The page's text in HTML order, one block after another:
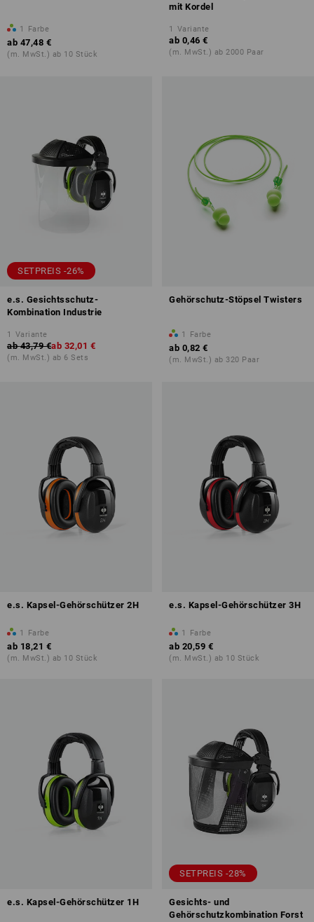
1 Farbe
ab 47,48 €
(m. MwSt.) ab 10 Stück
mit Kordel
1 Variante
ab 0,46 €
(m. MwSt.) ab 2000 Paar
SETPREIS -26%
e.s. Gesichtsschutz-
Kombination Industrie
1 Variante
ab 43,79 €ab 32,01 €
(m. MwSt.) ab 6 Sets
Gehörschutz-Stöpsel Twisters
1 Farbe
ab 0,82 €
(m. MwSt.) ab 320 Paar
e.s. Kapsel-Gehörschützer 2H
1 Farbe
ab 18,21 €
(m. MwSt.) ab 10 Stück
e.s. Kapsel-Gehörschützer 3H
1 Farbe
ab 20,59 €
(m. MwSt.) ab 10 Stück
e.s. Kapsel-Gehörschützer 1H
SETPREIS -28%
Gesichts- und
Gehörschutzkombination Forst